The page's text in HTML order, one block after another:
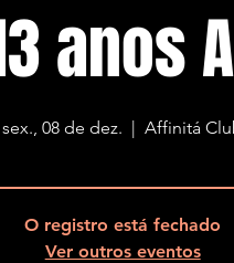
anos
sex., 08 de dez.
  |
Affinitá
O registro está fechado
Ver outros eventos